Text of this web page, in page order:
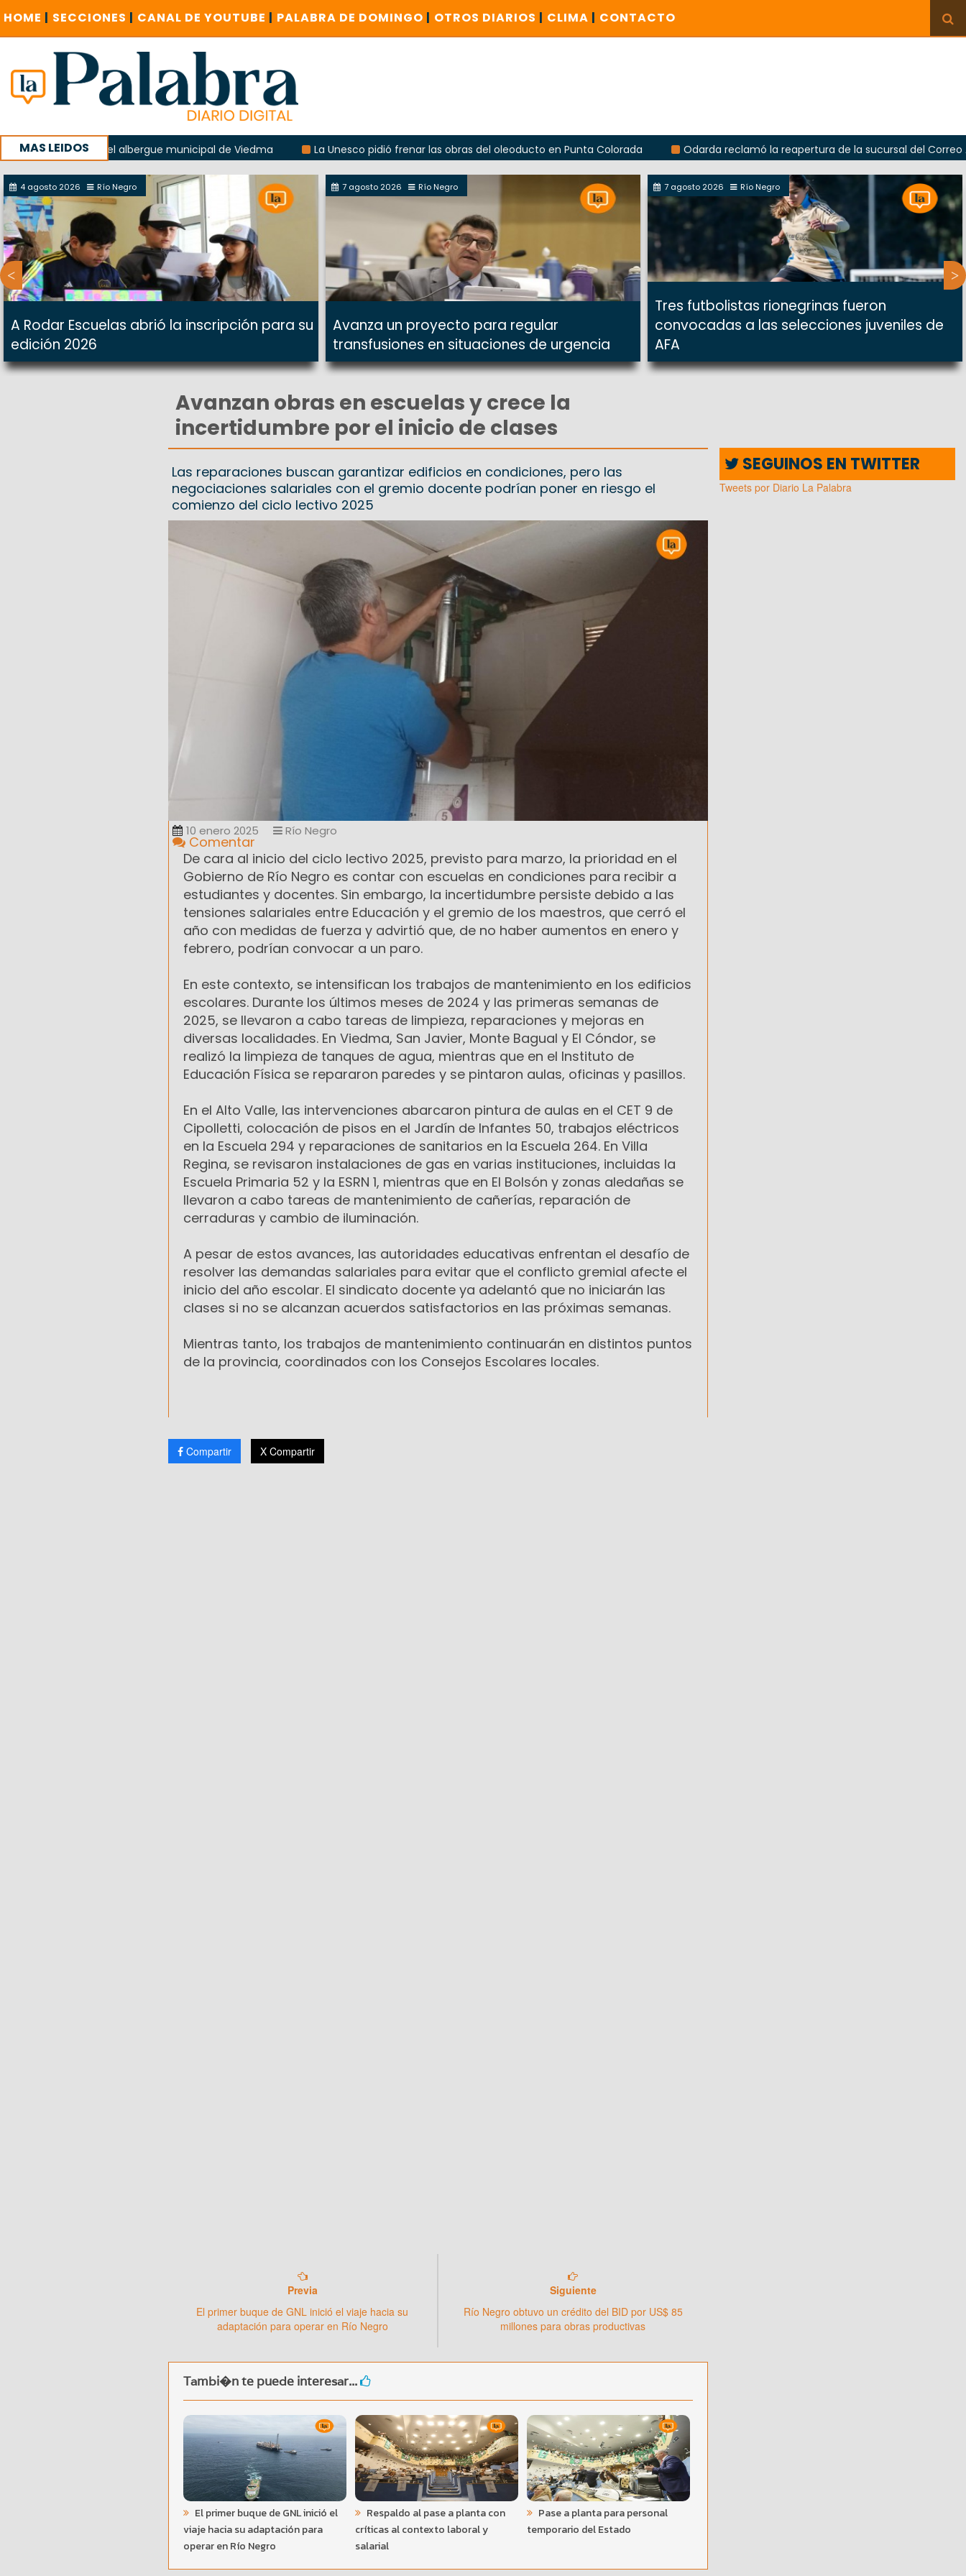
HOME | SECCIONES | CANAL DE YOUTUBE | PALABRA DE DOMINGO | OTROS DIARIOS | CLIMA | CONTACTO
MAS LEIDOS
explosión del albergue municipal de Viedma La Unesco pidió frenar las obras del oleoducto en Punta Colorada
Odarda reclamó la reapertura de la sucursal del Correo
con un encuentro provincial en Roca
4 agosto 2026 Río Negro
A Rodar Escuelas abrió la inscripción para su
edición 2026
7 agosto 2026 Río Negro
Avanza un proyecto para regular
transfusiones en situaciones de urgencia
7 agosto 2026 Río Negro
Tres futbolistas rionegrinas fueron
convocadas a las selecciones juveniles de
AFA
Avanzan obras en escuelas y crece la
incertidumbre por el inicio de clases
Las reparaciones buscan garantizar edificios en condiciones, pero las
negociaciones salariales con el gremio docente podrían poner en riesgo el
comienzo del ciclo lectivo 2025
10 enero 2025 Río Negro
Comentar
De cara al inicio del ciclo lectivo 2025, previsto para marzo, la prioridad en el
Gobierno de Río Negro es contar con escuelas en condiciones para recibir a
estudiantes y docentes. Sin embargo, la incertidumbre persiste debido a las
tensiones salariales entre Educación y el gremio de los maestros, que cerró el
año con medidas de fuerza y advirtió que, de no haber aumentos en enero y
febrero, podrían convocar a un paro.
En este contexto, se intensifican los trabajos de mantenimiento en los edificios
escolares. Durante los últimos meses de 2024 y las primeras semanas de
2025, se llevaron a cabo tareas de limpieza, reparaciones y mejoras en
diversas localidades. En Viedma, San Javier, Monte Bagual y El Cóndor, se
realizó la limpieza de tanques de agua, mientras que en el Instituto de
Educación Física se repararon paredes y se pintaron aulas, oficinas y pasillos.
En el Alto Valle, las intervenciones abarcaron pintura de aulas en el CET 9 de
Cipolletti, colocación de pisos en el Jardín de Infantes 50, trabajos eléctricos
en la Escuela 294 y reparaciones de sanitarios en la Escuela 264. En Villa
Regina, se revisaron instalaciones de gas en varias instituciones, incluidas la
Escuela Primaria 52 y la ESRN 1, mientras que en El Bolsón y zonas aledañas se
llevaron a cabo tareas de mantenimiento de cañerías, reparación de
cerraduras y cambio de iluminación.
A pesar de estos avances, las autoridades educativas enfrentan el desafío de
resolver las demandas salariales para evitar que el conflicto gremial afecte el
inicio del año escolar. El sindicato docente ya adelantó que no iniciarán las
clases si no se alcanzan acuerdos satisfactorios en las próximas semanas.
Mientras tanto, los trabajos de mantenimiento continuarán en distintos puntos
de la provincia, coordinados con los Consejos Escolares locales.
Compartir X Compartir
Previa
El primer buque de GNL inició el viaje hacia su
adaptación para operar en Río Negro
Siguiente
Río Negro obtuvo un crédito del BID por US$ 85
millones para obras productivas
Tambi�n te puede interesar...
El primer buque de GNL inició el
viaje hacia su adaptación para
operar en Río Negro
Respaldo al pase a planta con
críticas al contexto laboral y
salarial
Pase a planta para personal
temporario del Estado
SEGUINOS EN TWITTER
Tweets por Diario La Palabra